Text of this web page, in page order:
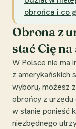
obrońca i co
Obrona z
stać Cię
W Polsce nie ma
z amerykańskich
wyboru, możesz
obrońcy z urzędu
w stanie ponieść
niezbędnego